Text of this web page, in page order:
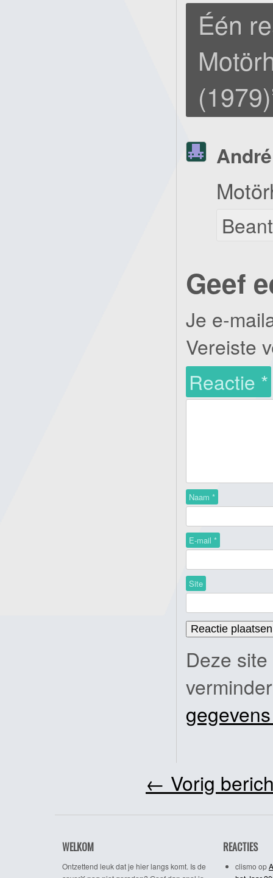
Één
(1979)
André
Geef
Je e-
Vereiste
Reactie *
Naam *
E-mail *
Site
Deze
← Vorig
WELKOM
Ontzettend leuk dat je hier langs komt. Is de
REACTIES
clismo op